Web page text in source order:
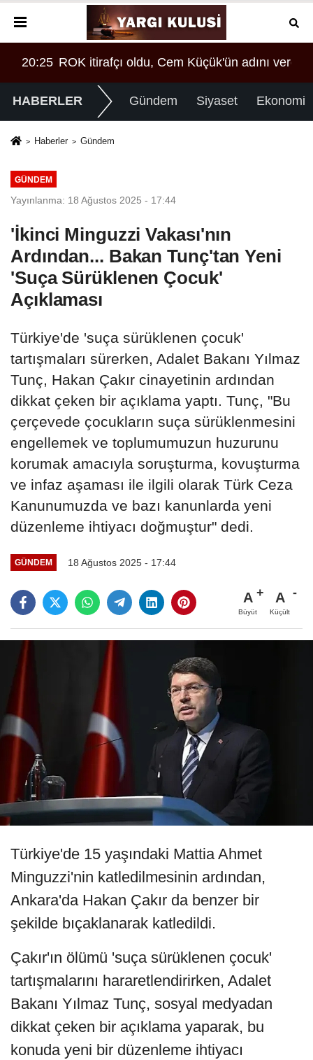
verdi!20:25 ROK itirafçı oldu, Cem Küçük'ün adını verdi!
HABERLER Gündem Siyaset Ekonomi
Haberler Gündem
GÜNDEM
Yayınlanma: 18 Ağustos 2025 - 17:44
'İkinci Minguzzi Vakası'nın
Ardından... Bakan Tunç'tan Yeni
'Suça Sürüklenen Çocuk'
Açıklaması
Türkiye'de 'suça sürüklenen çocuk'
tartışmaları sürerken, Adalet Bakanı Yılmaz
Tunç, Hakan Çakır cinayetinin ardından
dikkat çeken bir açıklama yaptı. Tunç, "Bu
çerçevede çocukların suça sürüklenmesini
engellemek ve toplumumuzun huzurunu
korumak amacıyla soruşturma, kovuşturma
ve infaz aşaması ile ilgili olarak Türk Ceza
Kanunumuzda ve bazı kanunlarda yeni
düzenleme ihtiyacı doğmuştur" dedi.
GÜNDEM 18 Ağustos 2025 - 17:44
A
Büyüt
A
Küçült
Türkiye'de 15 yaşındaki Mattia Ahmet
Minguzzi'nin katledilmesinin ardından,
Ankara'da Hakan Çakır da benzer bir
şekilde bıçaklanarak katledildi.
Çakır'ın ölümü 'suça sürüklenen çocuk'
tartışmalarını hararetlendirirken, Adalet
Bakanı Yılmaz Tunç, sosyal medyadan
dikkat çeken bir açıklama yaparak, bu
konuda yeni bir düzenleme ihtiyacı